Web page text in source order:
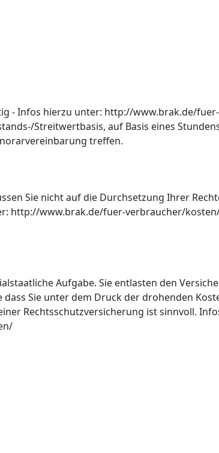
- Infos hierzu unter: http://www.brak.de/
Streitwertbasis, auf Basis eines
treffen.
Sie nicht auf die Durchsetzung Ihrer
http://www.brak.de/fuer-verbraucher/
Aufgabe. Sie entlasten den
Sie unter dem Druck der drohenden
Rechtsschutzversicherung ist sinnvoll.